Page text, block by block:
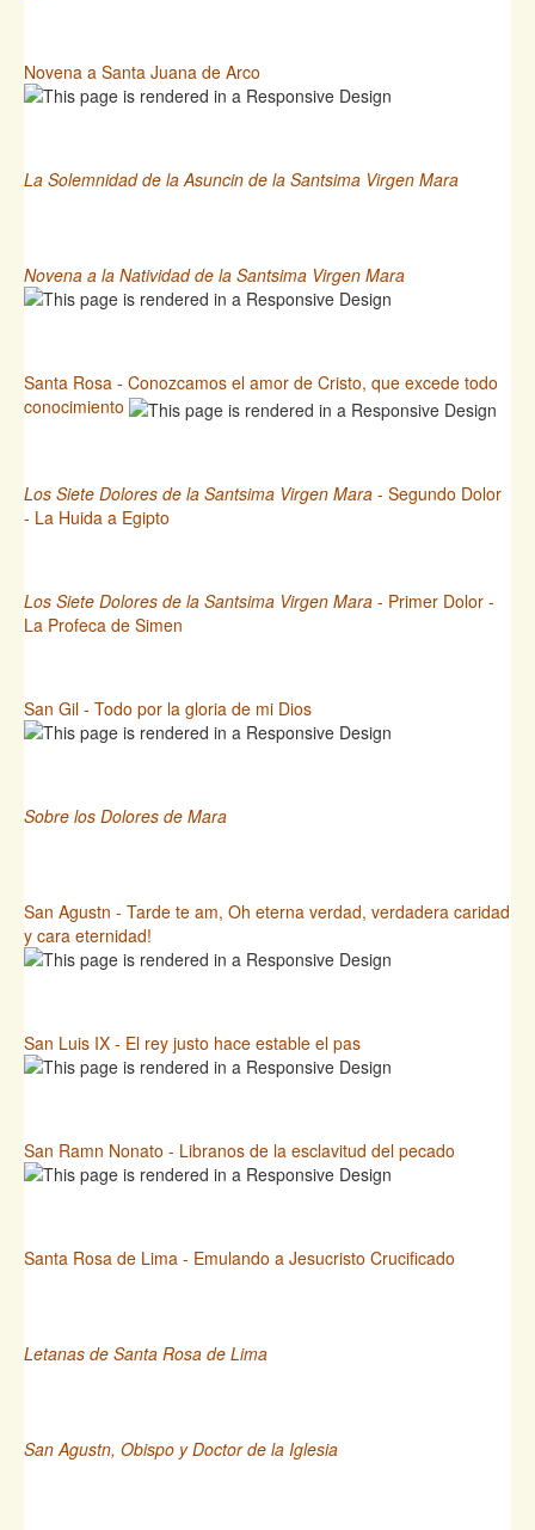
Novena a Santa Juana de Arco
La Solemnidad de la Asuncin de la Santsima Virgen Mara
Novena a la Natividad de la Santsima Virgen Mara
Santa Rosa - Conozcamos el amor de Cristo, que excede todo
conocimiento
Los Siete Dolores de la Santsima Virgen Mara - Segundo Dolor
- La Huida a Egipto
Los Siete Dolores de la Santsima Virgen Mara - Primer Dolor -
La Profeca de Simen
San Gil - Todo por la gloria de mi Dios
Sobre los Dolores de Mara
San Agustn - Tarde te am, Oh eterna verdad, verdadera caridad
y cara eternidad!
San Luis IX - El rey justo hace estable el pas
San Ramn Nonato - Libranos de la esclavitud del pecado
Santa Rosa de Lima - Emulando a Jesucristo Crucificado
Letanas de Santa Rosa de Lima
San Agustn, Obispo y Doctor de la Iglesia